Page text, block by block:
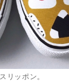
リッポン。